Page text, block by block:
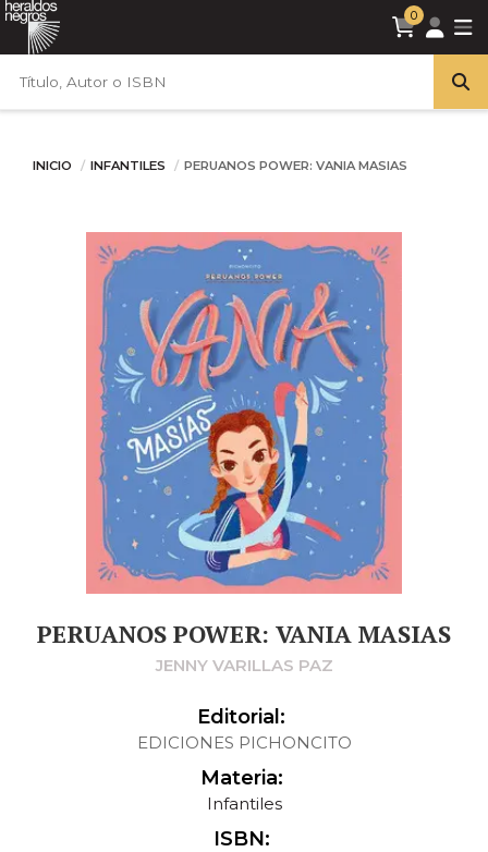
0
INICIO INFANTILES PERUANOS POWER: VANIA MASIAS
PERUANOS POWER: VANIA MASIAS
JENNY VARILLAS PAZ
Editorial:
EDICIONES PICHONCITO
Materia:
Infantiles
ISBN: